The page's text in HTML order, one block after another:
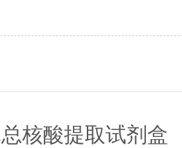
核酸提取试剂盒